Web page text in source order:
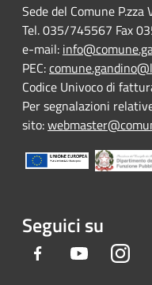
Sede del Comune P.zza
Tel. 035/745567 Fax
e-mail:
PEC:
Codice Univoco di
Per segnalazioni
sito:
Seguici su
Facebook Youtube